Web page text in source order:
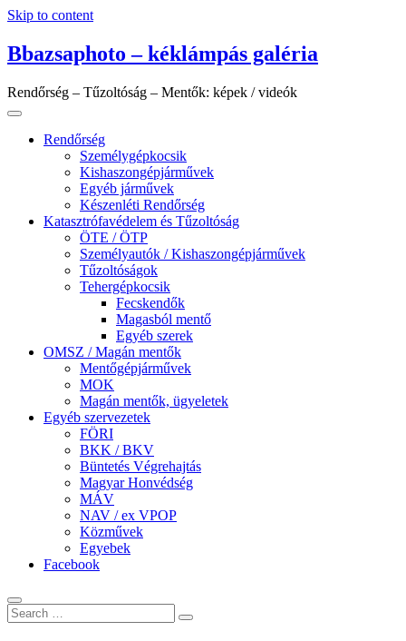
Skip to content
Bbazsaphoto – kéklámpás galéria
Rendőrség – Tűzoltóság – Mentők: képek / videók
Rendőrség
Személygépkocsik
Kishaszongépjárművek
Egyéb járművek
Készenléti Rendőrség
Katasztrófavédelem és Tűzoltóság
ÖTE / ÖTP
Személyautók / Kishaszongépjárművek
Tűzoltóságok
Tehergépkocsik
Fecskendők
Magasból mentő
Egyéb szerek
OMSZ / Magán mentők
Mentőgépjárművek
MOK
Magán mentők, ügyeletek
Egyéb szervezetek
FÖRI
BKK / BKV
Büntetés Végrehajtás
Magyar Honvédség
MÁV
NAV / ex VPOP
Közművek
Egyebek
Facebook